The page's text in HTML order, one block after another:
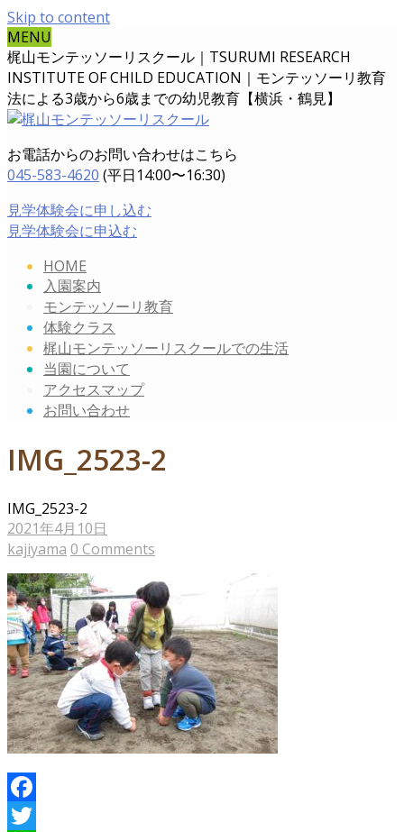
Skip to content
MENU
梶山モンテッソーリスクール｜TSURUMI RESEARCH
INSTITUTE OF CHILD EDUCATION｜ モンテッソーリ教育
法による3歳から6歳までの幼児教育【横浜・鶴見】
お電話からのお問い合わせはこちら
045-583-4620 (平日14:00〜16:30)
見学体験会に申し込む
見学体験会に申込む
HOME
入園案内
モンテッソーリ教育
体験クラス
梶山モンテッソーリスクールでの生活
当園について
アクセスマップ
お問い合わせ
IMG_2523-2
IMG_2523-2
2021年4月10日
kajiyama 0 Comments
Facebook